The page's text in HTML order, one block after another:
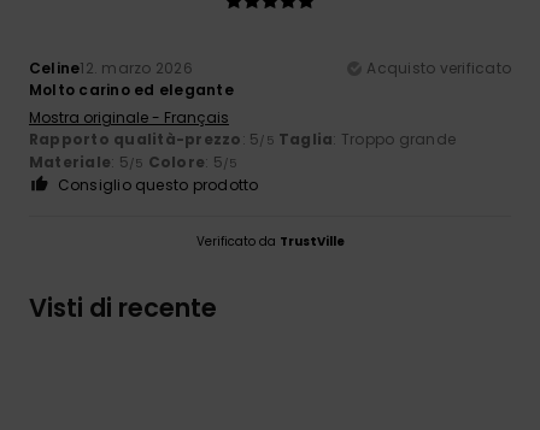
Celine12. marzo 2026
Acquisto verificato
Molto carino ed elegante
Mostra originale - Français
Rapporto qualità-prezzo: 5/5 Taglia: Troppo grande
Materiale: 5/5 Colore: 5/5
Consiglio questo prodotto
Verificato da TrustVille
Visti di recente